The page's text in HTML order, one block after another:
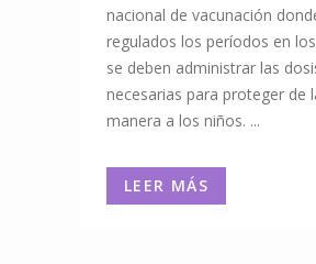
nacional de vacunación
regulados los períodos en
se deben administrar las
necesarias para proteger de
manera a los niños. ...
LEER MÁS